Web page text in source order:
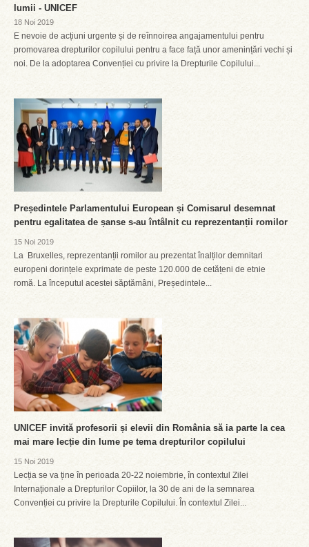
lumii - UNICEF
18 Noi 2019
E nevoie de acțiuni urgente și de reînnoirea angajamentului pentru
promovarea drepturilor copilului pentru a face față unor amenințări vechi și
noi. De la adoptarea Convenției cu privire la Drepturile Copilului...
Președintele Parlamentului European și Comisarul desemnat
pentru egalitatea de șanse s-au întâlnit cu reprezentanții romilor
15 Noi 2019
La Bruxelles, reprezentanții romilor au prezentat înalților demnitari
europeni dorințele exprimate de peste 120.000 de cetățeni de etnie
romă. La începutul acestei săptămâni, Președintele...
UNICEF invită profesorii și elevii din România să ia parte la cea
mai mare lecție din lume pe tema drepturilor copilului
15 Noi 2019
Lecția se va ține în perioada 20-22 noiembrie, în contextul Zilei
Internaționale a Drepturilor Copiilor, la 30 de ani de la semnarea
Convenției cu privire la Drepturile Copilului. În contextul Zilei...